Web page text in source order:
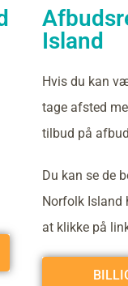
Island
Hvis du kan
tage afsted
tilbud på
Du kan se de
Norfolk Island
at klikke på